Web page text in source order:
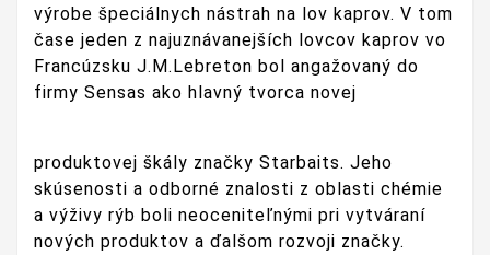
výrobe špeciálnych nástrah na lov kaprov. V tom
čase jeden z najuznávanejších lovcov kaprov vo
Francúzsku J.M.Lebreton bol angažovaný do
firmy Sensas ako hlavný tvorca novej
produktovej škály značky Starbaits. Jeho
skúsenosti a odborné znalosti z oblasti chémie
a výživy rýb boli neoceniteľnými pri vytváraní
nových produktov a ďalšom rozvoji značky.